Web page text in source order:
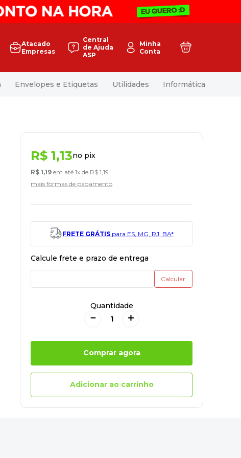
Atacado
Empresas
Central
de Ajuda
ASP
Minha
Conta
Envelopes e Etiquetas Utilidades Informática
R$ 1,13no pix
R$ 1,19 em até1x de R$ 1 ,19
mais formas de pagamento
FRETE GRÁTIS para ES, MG, RJ, BA*
Quantidade
＋
－
Comprar agora
Adicionar ao carrinho